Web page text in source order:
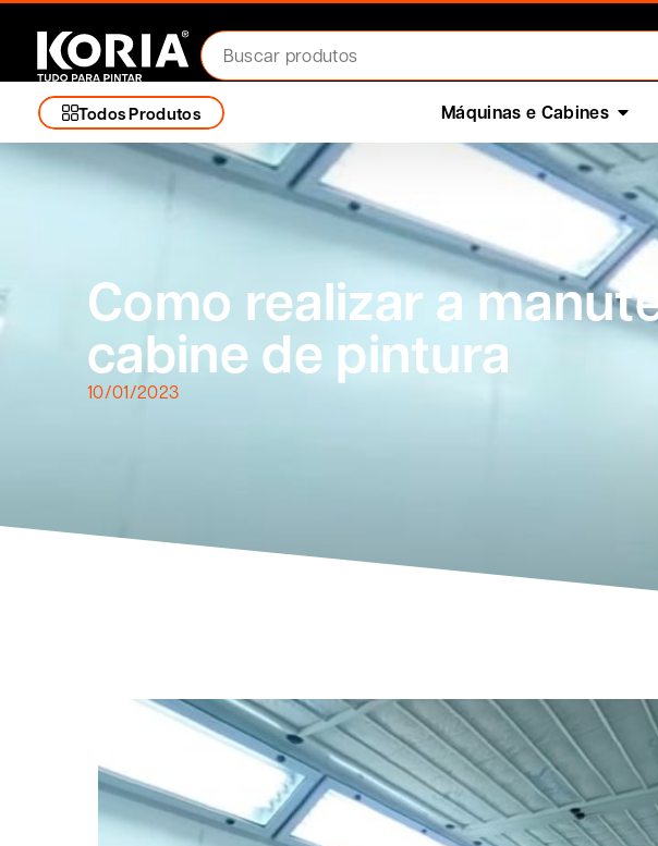
Todos Produtos Máquinas e Cabines
Como realizar a
cabine de pintura
10/01/2023